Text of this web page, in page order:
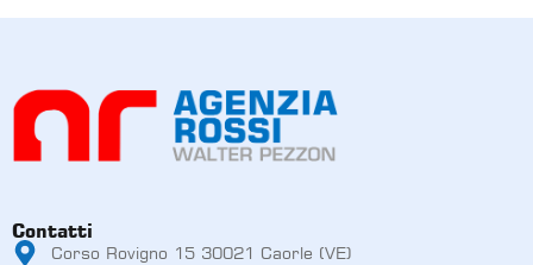
Contatti
Corso Rovigno 15 30021 Caorle (VE)